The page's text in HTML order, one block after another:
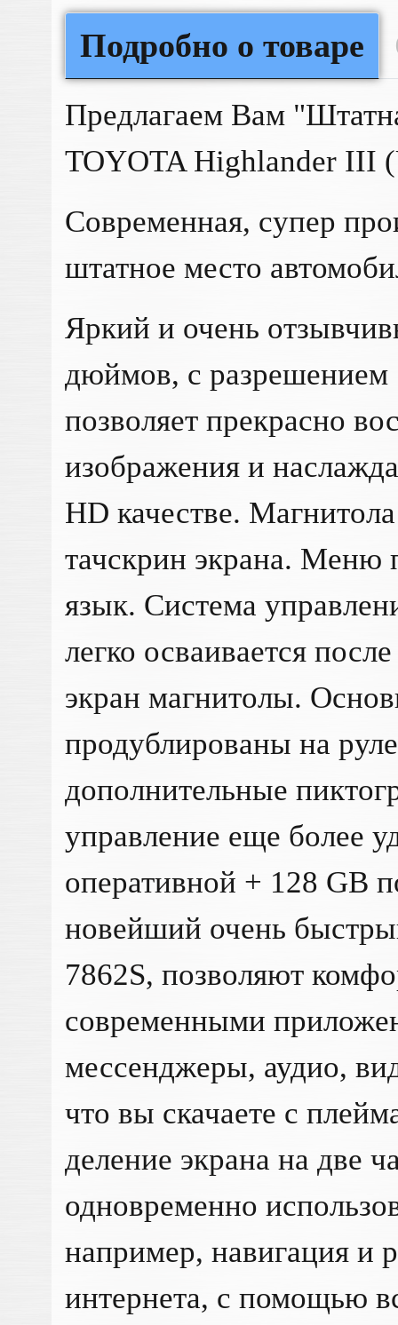
Подробно о товаре
Предлагаем Вам
TOYOTA Highlander III
Современная, супер
штатное место
Яркий и очень
дюймов, с разрешением
позволяет прекрасно
изображения и
HD качестве.
тачскрин экрана. Меню
язык. Система
легко осваивается
экран магнитолы.
продублированы на
дополнительные
управление еще более
оперативной + 128 GB
новейший очень
7862S, позволяют
современными
мессенджеры, аудио,
что вы скачаете с
деление экрана на две
одновременно
например, навигация и
интернета, с помощью